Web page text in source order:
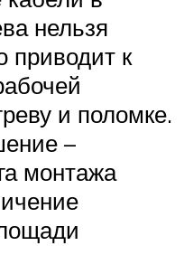
нельзя
приводит к
и поломке.
–
монтажа